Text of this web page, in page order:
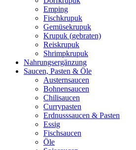
Emping
Fischkrupuk
Gemüsekrupuk
Krupuk (gebraten)
Reiskrupuk
Shrimpkrupuk
Nahrungsergänzung
Saucen, Pasten & Öle
Austernsaucen
Bohnensaucen
Chilisaucen
Currypasten
Erdnusssaucen & Pasten
Essig
Fischsaucen
Öle